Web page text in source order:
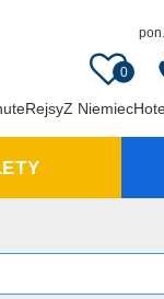
0
RejsyZ Niemiec